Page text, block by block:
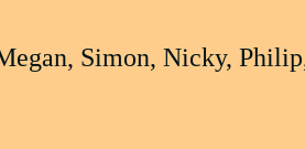
Simon, Nicky,